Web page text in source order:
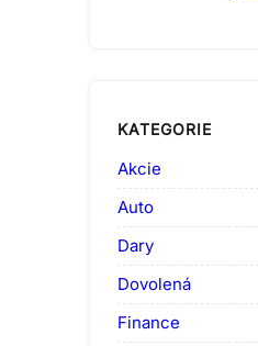
KATEGORIE
Akcie
Auto
Dary
Dovolená
Finance